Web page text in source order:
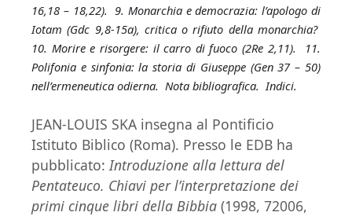
16,18 – 18,22). 9. Monarchia e democrazia: l’apologo di
Iotam (Gdc 9,8-15a), critica o rifiuto della monarchia?
10. Morire e risorgere: il carro di fuoco (2Re 2,11). 11.
Polifonia e sinfonia: la storia di Giuseppe (Gen 37 – 50)
nell’ermeneutica odierna. Nota bibliografica. Indici.
JEAN-LOUIS SKA insegna al Pontificio
Istituto Biblico (Roma). Presso le EDB ha
pubblicato:Introduzione alla lettura del
Pentateuco. Chiavi per l’interpretazione dei
primi cinque libri della Bibbia (1998, 72006,